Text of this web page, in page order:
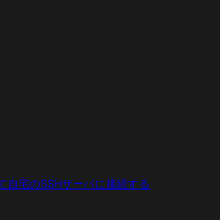
自宅のSSHサーバに接続する